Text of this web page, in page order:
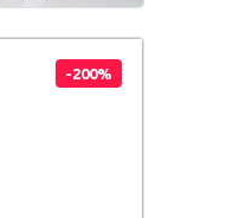
-200%